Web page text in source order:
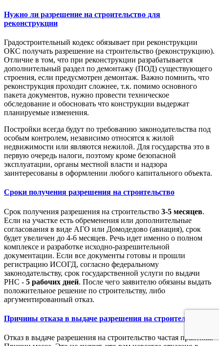
Нужно ли разрешение на строительство для
реконструкции
Градостроительный кодекс обязывает при реконструкции
ОКС получать разрешение на строительство (реконструкцию).
Отличие в том, что при реконструкции разрабатывается
дополнительный раздел по демонтажу (ПОД) существующего
строения, если предусмотрен демонтаж. Важно помнить, что
реконструкция проходит сложнее, т.к. помимо основного
пакета документов, нужно провести техническое
обследование и обосновать что конструкции выдержат
планируемые изменения.
Постройки всегда будут по требованию законодательства под
особым контролем, независимо относятся к жилой
недвижимости или являются нежилой. Для государства это в
первую очередь налоги, поэтому кроме безопасной
эксплуатации, органы местной власти и надзора
заинтересованы в оформлении любого капитального объекта.
Сроки получения разрешения на строительство
Срок получения разрешения на строительство 3-5 месяцев.
Если на участке есть обременения или дополнительные
согласования в виде АГО или Домодедово (авиация), срок
будет увеличен до 4-6 месяцев. Речь идет именно о полном
комплексе и разработке исходно-разрешительной
документации. Если все документы готовы и прошли
регистрацию ИСОГД, согласно федеральному
законодательству, срок государственной услуги по выдачи
РНС - 5 рабочих дней. После чего заявителю обязаны выдать
положительное решение по строительству, либо
аргументированный отказ.
Причины отказа в выдаче разрешения на строительство
Отказ в выдаче разрешения на строительство частая практика.